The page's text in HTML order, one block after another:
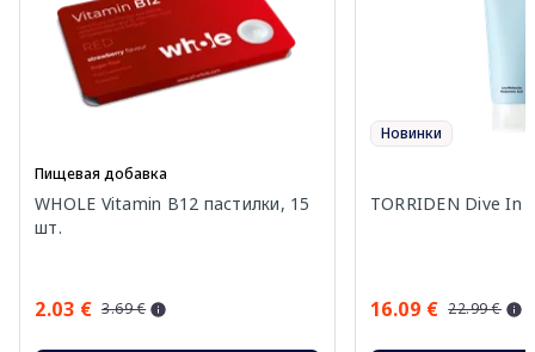
Пищевая добавка
WHOLE Vitamin B12 пастилки, 15
шт.
2.03 € 3.69 €
Новинки
TORRIDEN Dive In
16.09 € 22.99 €